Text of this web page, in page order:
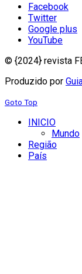
Facebook
Twitter
Google plus
YouTube
© {2024} revista
Produzido por
Goto Top
INICIO
Mundo
Região
País